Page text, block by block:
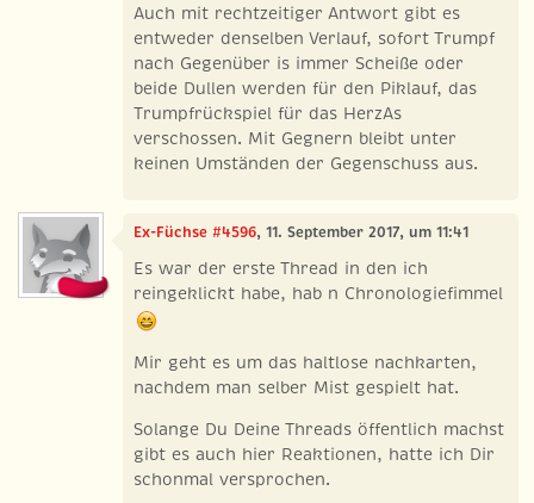
Auch mit rechtzeitiger Antwort gibt es
entweder denselben Verlauf, sofort Trumpf
nach Gegenüber is immer Scheiße oder
beide Dullen werden für den Piklauf, das
Trumpfrückspiel für das HerzAs
verschossen. Mit Gegnern bleibt unter
keinen Umständen der Gegenschuss aus.
Ex-Füchse #4596, 11. September 2017, um 11:41
Es war der erste Thread in den ich
reingeklickt habe, hab n Chronologiefimmel
Mir geht es um das haltlose nachkarten,
nachdem man selber Mist gespielt hat.
Solange Du Deine Threads öffentlich machst
gibt es auch hier Reaktionen, hatte ich Dir
schonmal versprochen.